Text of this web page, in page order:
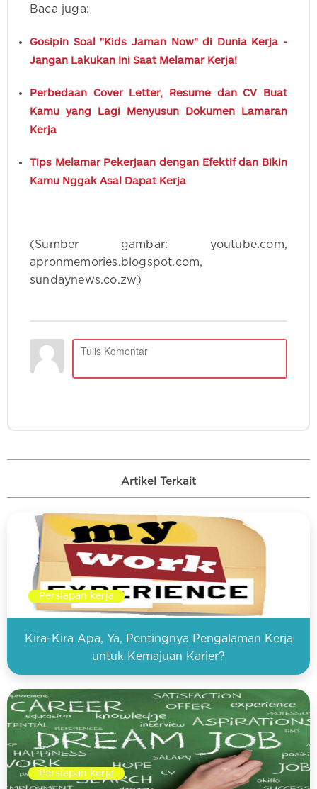
Baca juga:
Gosipin Soal "Kids Jaman Now" di Dunia Kerja -
Jangan Lakukan Ini Saat Melamar Kerja!
Perbedaan Cover Letter, Resume dan CV Buat
Kamu yang Lagi Menyusun Dokumen Lamaran
Kerja
Tips Melamar Pekerjaan dengan Efektif dan Bikin
Kamu Nggak Asal Dapat Kerja
(Sumber gambar: youtube.com,
apronmemories.blogspot.com,
sundaynews.co.zw)
Artikel Terkait
Persiapan kerja
Kira-Kira Apa, Ya, Pentingnya Pengalaman Kerja
untuk Kemajuan Karier?
Persiapan kerja